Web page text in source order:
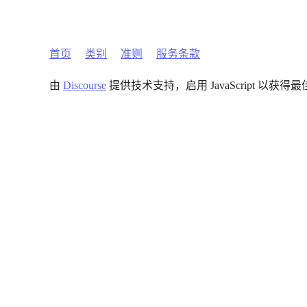
首页 类别 准则 服务条款
由 Discourse 提供技术支持，启用 JavaScript 以获得最